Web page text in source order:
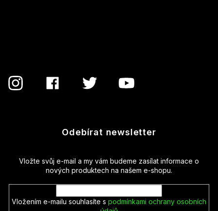
Odebírat newsletter
Vložte svůj e-mail a my vám budeme zasílat informace o
nových produktech na našem e-shopu.
Vložením e-mailu souhlasíte s podmínkami ochrany osobních